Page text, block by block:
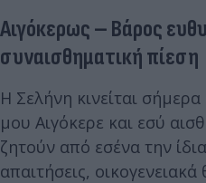
Αιγόκερως – Βάρος
συναισθηματική πίεση
Η Σελήνη κινείται
μου Αιγόκερε και εσύ
ζητούν από εσένα την
απαιτήσεις,